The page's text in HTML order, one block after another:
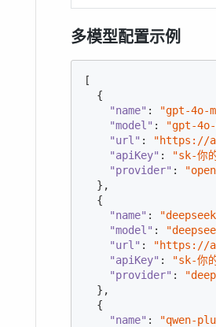
多模型配置示例
[
  {
"name" : "gpt-4o-
"model" : "gpt-
"url" : "https://
"apiKey" : "sk-你
"provider" :
  },
  {
"name" :
"model" :
"url" : "https://
"apiKey" : "sk-你
"provider" :
  },
  {
"name" : "qwen-